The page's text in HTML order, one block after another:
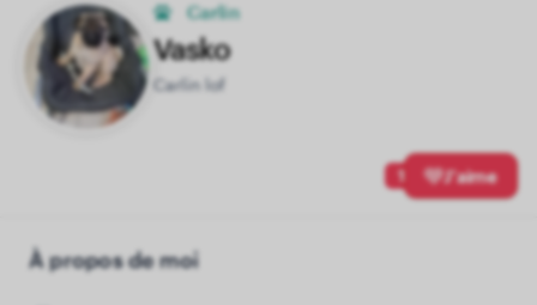
Carlin
Vasko
Carlin lof
1 J'aime
À propos de moi